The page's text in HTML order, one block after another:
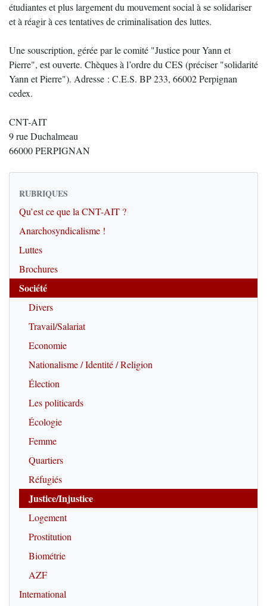
étudiantes et plus largement du mouvement social à se solidariser
et à réagir à ces tentatives de criminalisation des luttes.
Une souscription, gérée par le comité "Justice pour Yann et
Pierre", est ouverte. Chèques à l’ordre du CES (préciser "solidarité
Yann et Pierre"). Adresse : C.E.S. BP 233, 66002 Perpignan
cedex.
CNT-AIT
9 rue Duchalmeau
66000 PERPIGNAN
RUBRIQUES
Qu’est ce que la CNT-AIT ?
Anarchosyndicalisme !
Luttes
Brochures
Société
Divers
Travail/Salariat
Economie
Nationalisme / Identité / Religion
Élection
Les politicards
Écologie
Femme
Quartiers
Réfugiés
Justice/Injustice
Logement
Prostitution
Biométrie
AZF
International